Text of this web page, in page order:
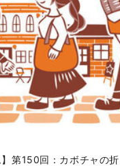
】第150回：カボチャの